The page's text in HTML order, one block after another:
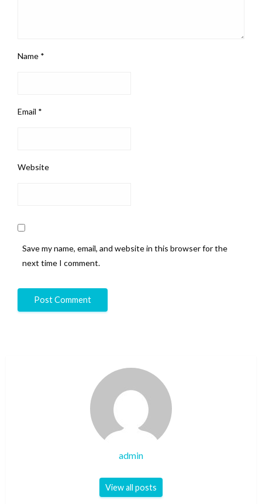
Name *
Email *
Website
Save my name, email, and website in this browser for the
next time I comment.
admin
View all posts